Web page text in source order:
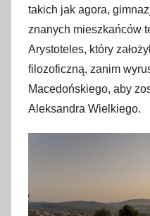
takich jak agora,
znanych mieszkańców
Arystoteles, który
filozoficzną, zanim
Macedońskiego, aby
Aleksandra Wielkiego.